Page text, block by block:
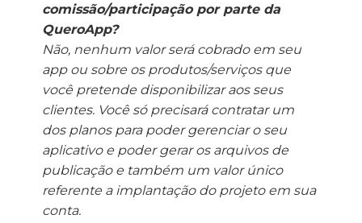
comissão/participação por parte da
QueroApp?
Não, nenhum valor será cobrado em seu
app ou sobre os produtos/serviços que
você pretende disponibilizar aos seus
clientes. Você só precisará contratar um
dos planos para poder gerenciar o seu
aplicativo e poder gerar os arquivos de
publicação e também um valor único
referente a implantação do projeto em sua
conta.